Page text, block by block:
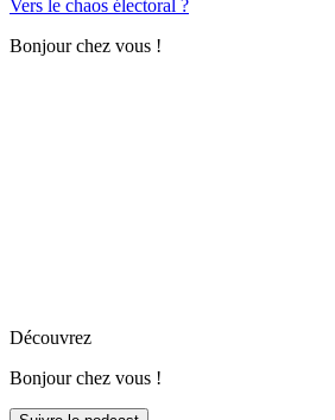
Vers le chaos électoral ?
Bonjour chez vous !
Découvrez
Bonjour chez vous !